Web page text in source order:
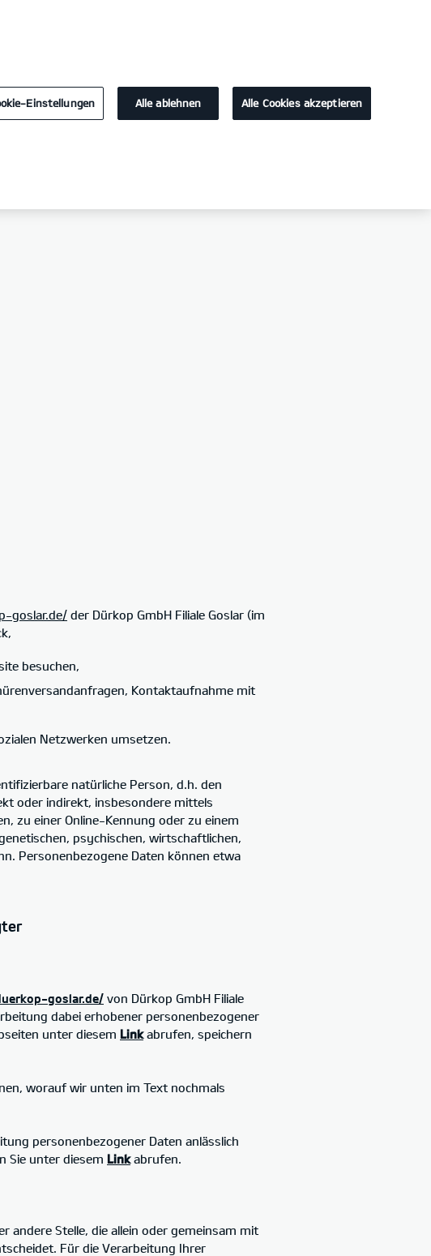
goslar.de/ der Dürkop GmbH Filiale Goslar (im
besuchen,
Kontaktaufnahme mit
Netzwerken umsetzen.
natürliche Person, d.h. den
oder indirekt, insbesondere mittels
zu einer Online-Kennung oder zu einem
psychischen, wirtschaftlichen,
Personenbezogene Daten können etwa
goslar.de/ von Dürkop GmbH Filiale
dabei erhobener personenbezogener
unter diesem Linkabrufen, speichern
worauf wir unten im Text nochmals
personenbezogener Daten anlässlich
Sie unter diesem Linkabrufen.
andere Stelle, die allein oder gemeinsam mit
Für die Verarbeitung Ihrer
Einstellungen Alle ablehnen Alle Cookies akzeptieren